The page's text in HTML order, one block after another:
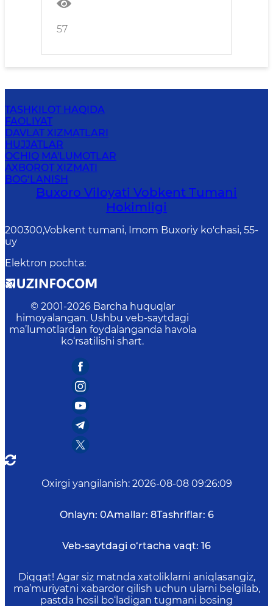
sohada amalga oshirilayotgan
islohotlardan aholini xabardor
qilish maqsadida Vobkent
57
TASHKILOT HAQIDA
FAOLIYAT
DAVLAT XIZMATLARI
HUJJATLAR
OCHIQ MA'LUMOTLAR
AXBOROT XIZMATI
BOG‘LANISH
Buxoro Viloyati Vobkent Tumani
Hokimligi
200300,Vobkent tumani, Imom Buxoriy ko'chasi, 55-
uy
Elektron pochta:
© 2001-2026 Barcha huquqlar
himoyalangan. Ushbu veb-saytdagi
ma’lumotlardan foydalanganda havola
ko‘rsatilishi shart.
Oxirgi yangilanish: 2026-08-08 09:26:09
Onlayn: 0Amallar: 8Tashriflar: 6
Veb-saytdagi o‘rtacha vaqt: 16
Diqqat! Agar siz matnda xatoliklarni aniqlasangiz,
ma’muriyatni xabardor qilish uchun ularni belgilab,
pastda hosil bo‘ladigan tugmani bosing